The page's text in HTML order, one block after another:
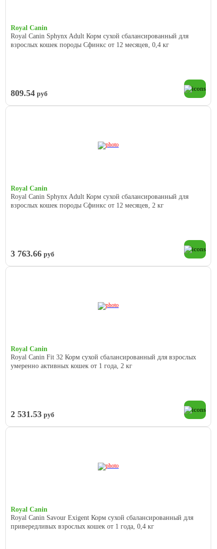
Royal Canin
Royal Canin Sphynx Adult Корм сухой сбалансированный для
взрослых кошек породы Сфинкс от 12 месяцев, 0,4 кг
809.54 руб
Royal Canin
Royal Canin Sphynx Adult Корм сухой сбалансированный для
взрослых кошек породы Сфинкс от 12 месяцев, 2 кг
3 763.66 руб
Royal Canin
Royal Canin Fit 32 Корм сухой сбалансированный для взрослых
умеренно активных кошек от 1 года, 2 кг
2 531.53 руб
Royal Canin
Royal Canin Savour Exigent Корм сухой сбалансированный для
привередливых взрослых кошек от 1 года, 0,4 кг